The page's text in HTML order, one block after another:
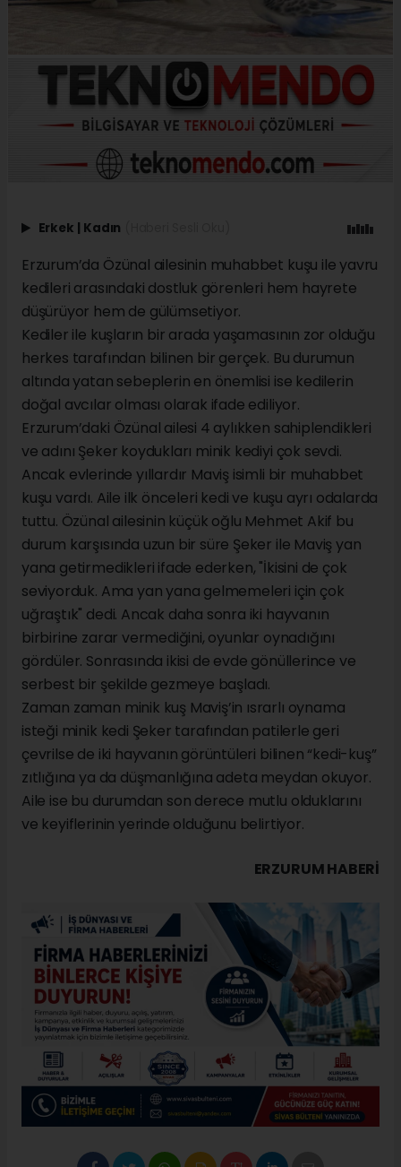
Erkek | Kadın
Erzurum’da Özünal ailesinin muhabbet kuşu ile yavru
kedileri arasındaki dostluk görenleri hem hayrete
düşürüyor hem de gülümsetiyor.
Kediler ile kuşların bir arada yaşamasının zor olduğu
herkes tarafından bilinen bir gerçek. Bu durumun
altında yatan sebeplerin en önemlisi ise kedilerin
doğal avcılar olması olarak ifade ediliyor.
Erzurum’daki Özünal ailesi 4 aylıkken sahiplendikleri
ve adını Şeker koydukları minik kediyi çok sevdi.
Ancak evlerinde yıllardır Maviş isimli bir muhabbet
kuşu vardı. Aile ilk önceleri kedi ve kuşu ayrı odalarda
tuttu. Özünal ailesinin küçük oğlu Mehmet Akif bu
durum karşısında uzun bir süre Şeker ile Maviş yan
yana getirmedikleri ifade ederken, "İkisini de çok
seviyorduk. Ama yan yana gelmemeleri için çok
uğraştık" dedi. Ancak daha sonra iki hayvanın
birbirine zarar vermediğini, oyunlar oynadığını
gördüler. Sonrasında ikisi de evde gönüllerince ve
serbest bir şekilde gezmeye başladı.
Zaman zaman minik kuş Maviş’in ısrarlı oynama
isteği minik kedi Şeker tarafından patilerle geri
çevrilse de iki hayvanın görüntüleri bilinen “kedi-kuş”
zıtlığına ya da düşmanlığına adeta meydan okuyor.
Aile ise bu durumdan son derece mutlu olduklarını
ve keyiflerinin yerinde olduğunu belirtiyor.
ERZURUM HABERİ